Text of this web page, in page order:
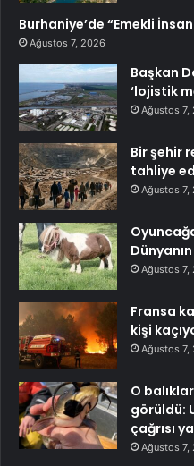
Burhaniye’de “Emekli
Ağustos 7, 2026
Başkan
‘lojistik
Ağustos 7,
Bir şehir
tahliye
Ağustos 7,
Ağustos 7,
Fransa
kişi
Ağustos 7,
O
görüldü:
çağrısı
Ağustos 7,